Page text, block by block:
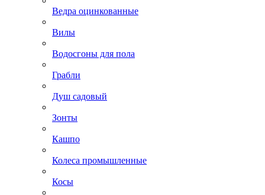
Ведра оцинкованные
Вилы
Водосгоны для пола
Грабли
Душ садовый
Зонты
Кашпо
Колеса промышленные
Косы